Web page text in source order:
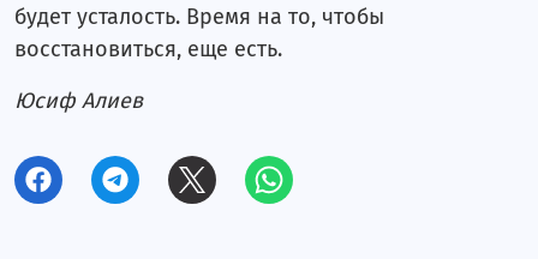
будет усталость. Время на то, чтобы
восстановиться, еще есть.
Юсиф Алиев